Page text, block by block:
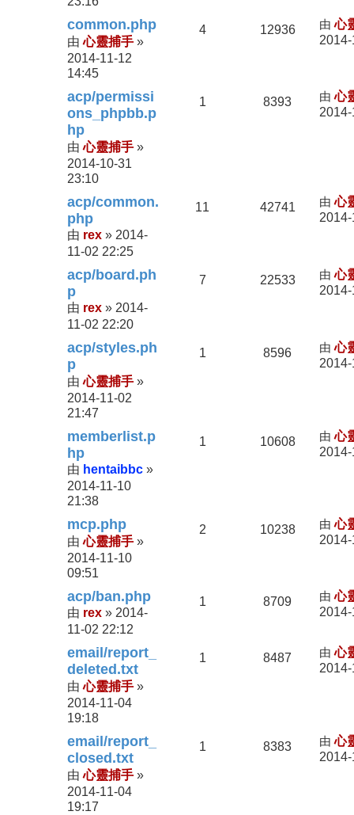
common.php
由心靈捕手 »
2014-11-12
14:45
4 12936 由心
acp/permissi
ons_phpbb.p
hp
由心靈捕手 »
2014-10-31
23:10
1 8393 由心
acp/common.
php
由 rex » 2014-
11-02 22:25
11 42741 由心
acp/board.ph
p
由 rex » 2014-
11-02 22:20
7 22533 由心
acp/styles.ph
p
由心靈捕手 »
2014-11-02
21:47
1 8596 由心
memberlist.p
hp
由 hentaibbc »
2014-11-10
21:38
1 10608 由心
mcp.php
由心靈捕手 »
2014-11-10
09:51
2 10238 由心
acp/ban.php
由 rex » 2014-
11-02 22:12
1 8709 由心
email/report_
deleted.txt
由心靈捕手 »
2014-11-04
19:18
1 8487 由心
email/report_
closed.txt
由心靈捕手 »
2014-11-04
19:17
1 8383 由心